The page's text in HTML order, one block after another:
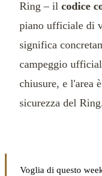
Ring – il codice
piano ufficiale di
significa
campeggio
chiusure, e l'area
sicurezza del
Voglia di questo